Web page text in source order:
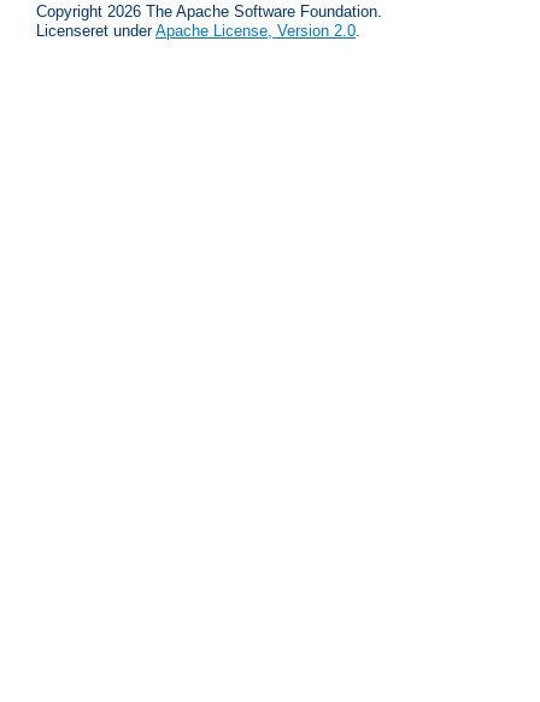
Copyright 2026 The Apache Software Foundation.
Licenseret underApache License, Version 2.0